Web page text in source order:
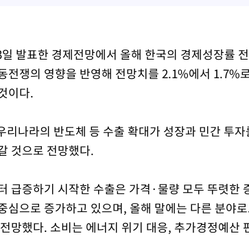
발표한 경제전망에서 올해 한국의 경제성장률
전쟁의 영향을 반영해 전망치를 2.1%에서 1.7%
이다.
리나라의 반도체 등 수출 확대가 성장과 민간 투
것으로 전망했다.
급증하기 시작한 수출은 가격·물량 모두 뚜렷한
심으로 증가하고 있으며, 올해 말에는 다른 분야
망했다. 소비는 에너지 위기 대응, 추가경정예산